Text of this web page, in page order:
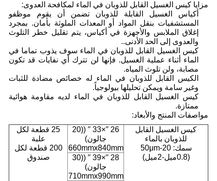
مزايا كيس الغسيل القابل للذوبان في الماء لمكافحة العدوى:
أكياس الغسيل القابلة للذوبان تضمن أن يقوم موظفو
المستشفيات بنقل المواد أو المعدات الملوثة بأمان. بمجرد
إغلاق الملابس والأجهزة في أكياس، يتم تقليل خطر التلوث
والعدوى إلى الحد الأدنى..
كيس الغسيل القابل للذوبان في الماء سوف يذوب تماما في
الماء أثناء عملية الغسيل. فإنها لن تترك أي نفايات قد تكون
مصابة، ولن تلوث المياه.
الكيس القابل للذوبان في الماء له خصائص مضادة للثبات
وغير سامة ويمكن تحليلها بيولوجياً.
كيس الغسيل القابل للذوبان في الماء لديه مقاومة هوائية
ممتازة.
مواصفات المنتج والأبعاد:
كيس الغسيل القابل
للذوبان بالماء
سمك: 20-50μm
(0.8ميل-2ميل)
26 ′′×33 ′′ ((20
جالون)
660mmx840mm
25 قطعة لكل
علبة
200 قطعة لكل
صندوق
28 ′′×39 ′′ ((30
جالون)
710mmx990mm